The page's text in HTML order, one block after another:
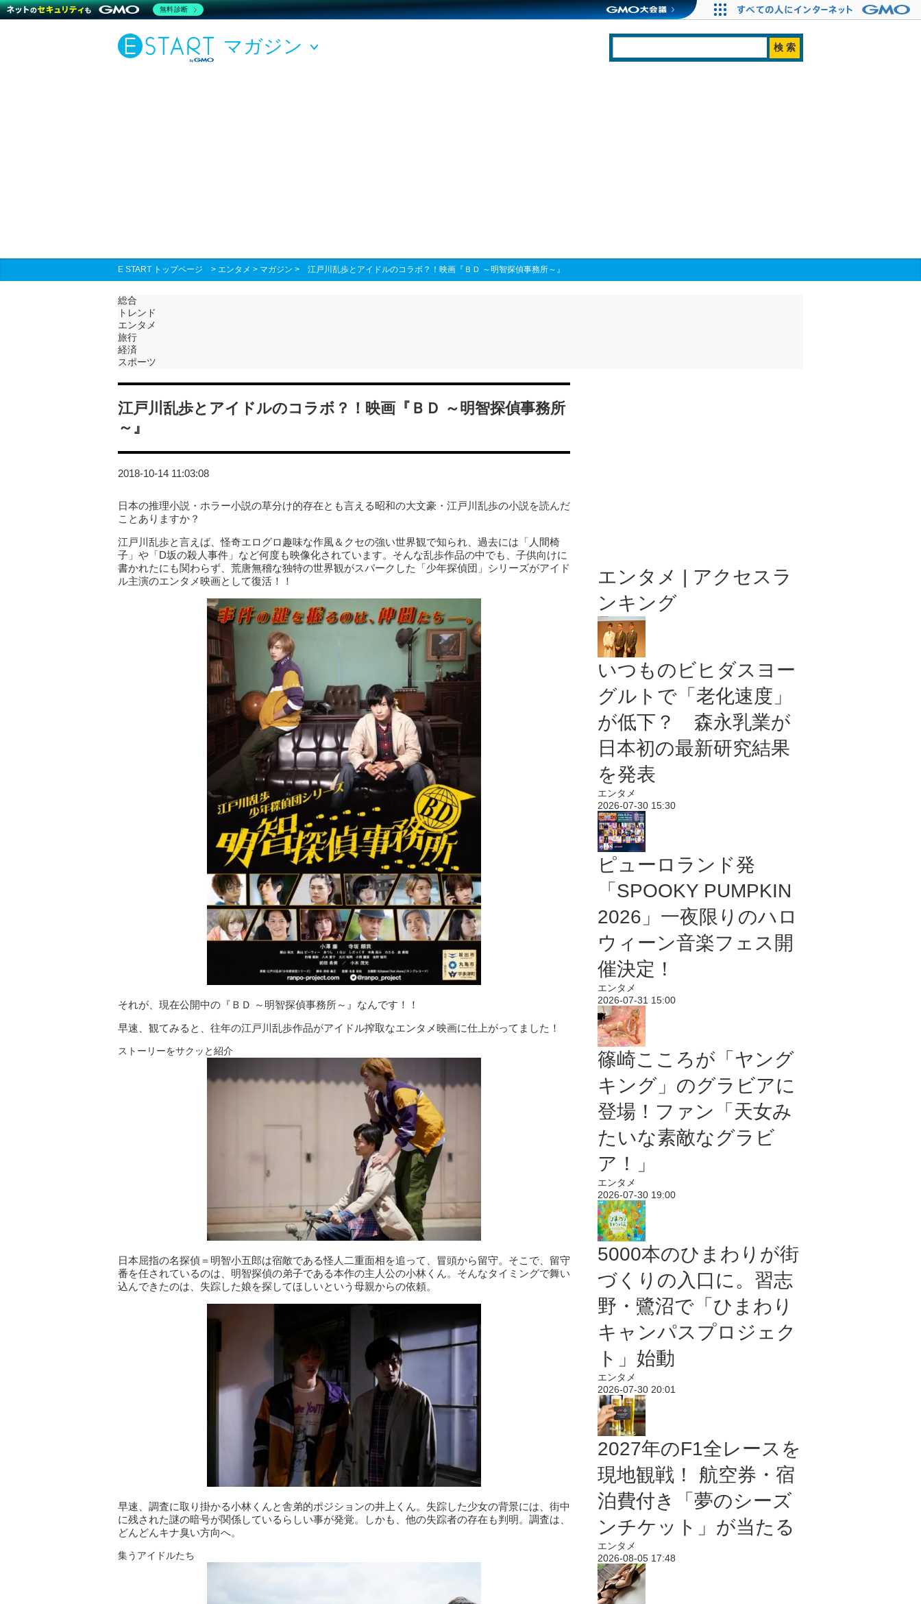
マガジン
E START トップページ > エンタメ > マガジン > 江戸川乱歩とアイドルのコラボ？！映画『ＢＤ ～明智探偵事務所～』
総合
トレンド
エンタメ
旅行
経済
スポーツ
江戸川乱歩とアイドルのコラボ？！映画『ＢＤ ～明智探偵事務所
～』
2018-10-14 11:03:08
日本の推理小説・ホラー小説の草分け的存在とも言える昭和の大文豪・江戸川乱歩の小説を読んだ
ことありますか？
江戸川乱歩と言えば、怪奇エログロ趣味な作風＆クセの強い世界観で知られ、過去には「人間椅
子」や「D坂の殺人事件」など何度も映像化されています。そんな乱歩作品の中でも、子供向けに
書かれたにも関わらず、荒唐無稽な独特の世界観がスパークした「少年探偵団」シリーズがアイド
ル主演のエンタメ映画として復活！！
それが、現在公開中の『ＢＤ ～明智探偵事務所～』なんです！！
早速、観てみると、往年の江戸川乱歩作品がアイドル搾取なエンタメ映画に仕上がってました！
ストーリーをサクッと紹介
日本屈指の名探偵＝明智小五郎は宿敵である怪人二重面相を追って、冒頭から留守。そこで、留守
番を任されているのは、明智探偵の弟子である本作の主人公の小林くん。そんなタイミングで舞い
込んできたのは、失踪した娘を探してほしいという母親からの依頼。
早速、調査に取り掛かる小林くんと舎弟的ポジションの井上くん。失踪した少女の背景には、街中
に残された謎の暗号が関係しているらしい事が発覚。しかも、他の失踪者の存在も判明。調査は、
どんどんキナ臭い方向へ。
集うアイドルたち
エンタメ | アクセスラ
ンキング
いつものビヒダスヨー
グルトで「老化速度」
が低下？ 森永乳業が
日本初の最新研究結果
を発表
エンタメ
2026-07-30 15:30
ピューロランド発
「SPOOKY PUMPKIN
2026」一夜限りのハロ
ウィーン音楽フェス開
催決定！
エンタメ
2026-07-31 15:00
篠崎こころが「ヤング
キング」のグラビアに
登場！ファン「天女み
たいな素敵なグラビ
ア！」
エンタメ
2026-07-30 19:00
5000本のひまわりが街
づくりの入口に。習志
野・鷺沼で「ひまわり
キャンパスプロジェク
ト」始動
エンタメ
2026-07-30 20:01
2027年のF1全レースを
現地観戦！ 航空券・宿
泊費付き「夢のシーズ
ンチケット」が当たる
エンタメ
2026-08-05 17:48
無料診断